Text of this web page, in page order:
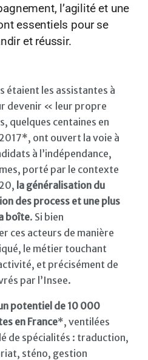
l’agilité et une
essentiels pour se
et réussir.
étaient les assistantes à
devenir « leur propre
quelques centaines en
ont ouvert la voie à
à l’indépendance,
porté par le contexte
la généralisation du
des process et une plus
boîte. Si bien
ces acteurs de manière
le métier touchant
et précisément de
par l’Insee.
potentiel de 10 000
en France*, ventilées
de spécialités : traduction,
sténo, gestion